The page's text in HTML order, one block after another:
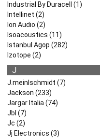
Industrial By Duracell (1)
Intellinet (2)
Ion Audio (2)
Isoacoustics (11)
Istanbul Agop (282)
Izotope (2)
J
J.meinlschmidt (7)
Jackson (233)
Jargar Italia (74)
Jbl (7)
Jc (2)
Jj Electronics (3)